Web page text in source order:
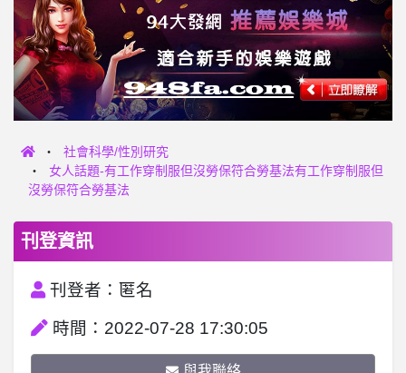
社會科學/性別研究
女人話題-有工作穿制服但沒勞保符合勞基法有工作穿制服但
沒勞保符合勞基法
刊登資訊
刊登者：匿名
時間：2022-07-28 17:30:05